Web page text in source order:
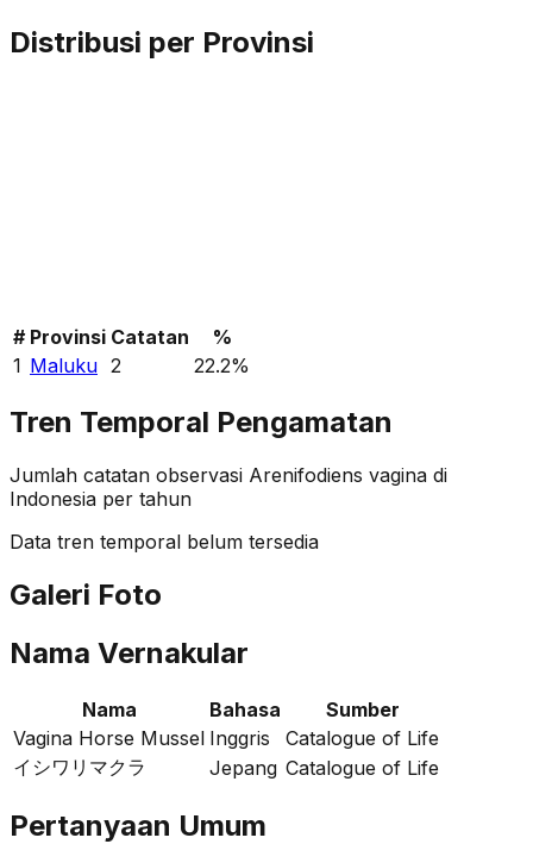
Distribusi per Provinsi
# Provinsi Catatan
%
1 Maluku 2 22.2%
Tren Temporal Pengamatan
Jumlah catatan observasi Arenifodiens vagina di
Indonesia per tahun
Data tren temporal belum tersedia
Galeri Foto
Nama Vernakular
Nama Bahasa
Sumber
Vagina Horse Mussel Inggris
Catalogue of Life
イシワリマクラ
Jepang Catalogue of Life
Pertanyaan Umum